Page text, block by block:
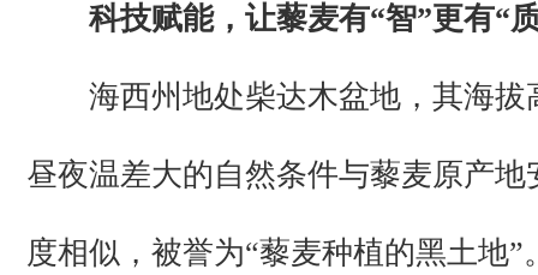
科技赋能，让藜麦有“智”更有“
海西州地处柴达木盆地，其海拔
昼夜温差大的自然条件与藜麦原产地
度相似，被誉为“藜麦种植的黑土地”